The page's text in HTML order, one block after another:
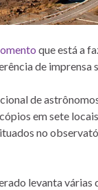
que está a
de
de
em sete
no
levanta